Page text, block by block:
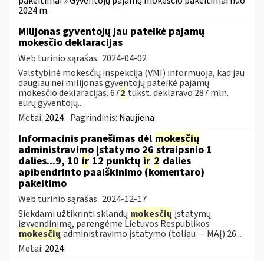
2024 m.
Milijonas gyventojų jau pateikė pajamų
mokesčio deklaracijas
Web turinio sąrašas 2024-04-02
Valstybinė mokesčių inspekcija (VMI) informuoja, kad jau
daugiau nei milijonas gyventojų pateikė pajamų
mokesčio deklaracijas. 672 tūkst. deklaravo 287 mln.
eurų gyventojų...
Metai: 2024 Pagrindinis: Naujiena
Informacinis pranešimas dėl mokesčių
administravimo įstatymo 26 straipsnio 1
dalies...9, 10 ir 12 punktų ir 2 dalies
apibendrinto paaiškinimo (komentaro)
pakeitimo
Web turinio sąrašas 2024-12-17
Siekdami užtikrinti sklandų mokesčių įstatymų
įgyvendinimą, parengėme Lietuvos Respublikos
mokesčių administravimo įstatymo (toliau — MAĮ) 26...
Metai: 2024